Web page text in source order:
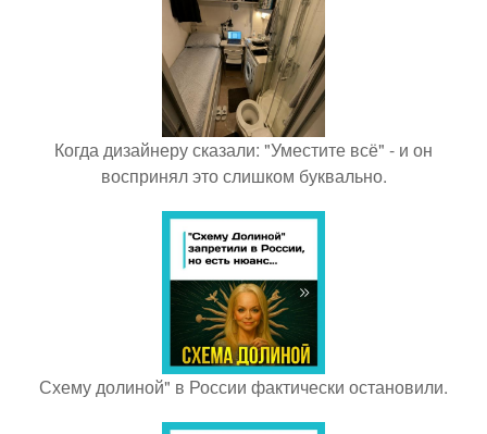
Когда дизайнеру сказали: "Уместите всё" - и он
воспринял это слишком буквально.
Схему долиной" в России фактически остановили.